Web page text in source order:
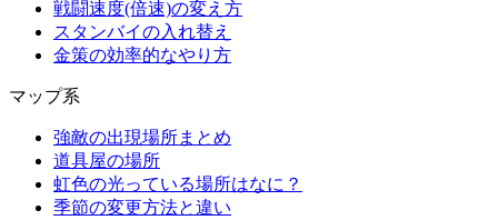
戦闘速度(倍速)の変え方
スタンバイの入れ替え
金策の効率的なやり方
マップ系
強敵の出現場所まとめ
道具屋の場所
虹色の光っている場所はなに？
季節の変更方法と違い